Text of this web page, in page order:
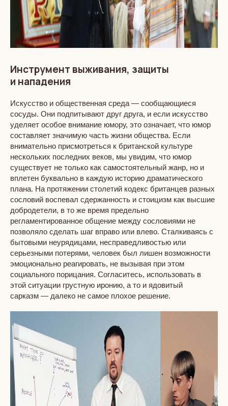
Инструмент выживания, защиты
и нападения
Искусство и общественная среда — сообщающиеся
сосуды. Они подпитывают друг друга, и если искусство
уделяет особое внимание юмору, это означает, что юмор
составляет значимую часть жизни общества. Если
внимательно присмотреться к британской культуре
нескольких последних веков, мы увидим, что юмор
существует не только как самостоятельный жанр, но и
вплетен буквально в каждую историю драматического
плана. На протяжении столетий кодекс британцев разных
сословий воспевал сдержанность и стоицизм как высшие
добродетели, в то же время предельно
регламентированное общение между сословиями не
позволяло сделать шаг вправо или влево. Сталкиваясь с
бытовыми неурядицами, несправедливостью или
серьезными потерями, человек был лишен возможности
эмоционально реагировать, не вызывая при этом
социального порицания. Согласитесь, использовать в
этой ситуации грустную иронию, а то и ядовитый
сарказм — далеко не самое плохое решение.